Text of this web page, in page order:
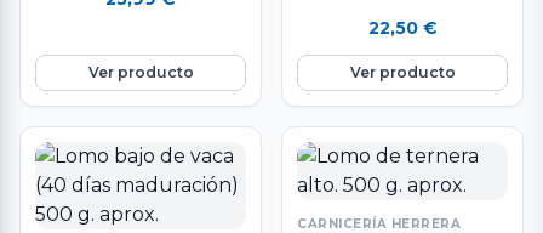
kg. aproximadamente.…
Ver producto
unidades de…22,50 €
Ver producto
CARNICERÍA HERRERA